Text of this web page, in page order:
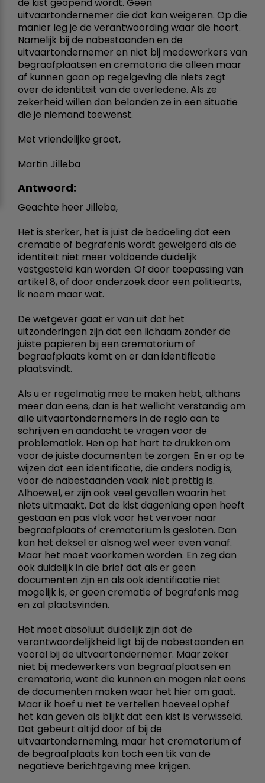
uitvaartondernemer die dat kan weigeren. Op die
manier leg je de verantwoording waar die hoort.
Namelijk bij de nabestaanden en de
uitvaartondernemer en niet bij medewerkers van
begraafplaatsen en crematoria die alleen maar
af kunnen gaan op regelgeving die niets zegt
over de identiteit van de overledene. Als ze
zekerheid willen dan belanden ze in een situatie
die je niemand toewenst.
Met vriendelijke groet,
Martin Jilleba
Antwoord:
Geachte heer Jilleba,
Het is sterker, het is juist de bedoeling dat een
crematie of begrafenis wordt geweigerd als de
identiteit niet meer voldoende duidelijk
vastgesteld kan worden. Of door toepassing van
artikel 8, of door onderzoek door een politiearts,
ik noem maar wat.
De wetgever gaat er van uit dat het
uitzonderingen zijn dat een lichaam zonder de
juiste papieren bij een crematorium of
begraafplaats komt en er dan identificatie
plaatsvindt.
Als u er regelmatig mee te maken hebt, althans
meer dan eens, dan is het wellicht verstandig om
alle uitvaartondernemers in de regio aan te
schrijven en aandacht te vragen voor de
problematiek. Hen op het hart te drukken om
voor de juiste documenten te zorgen. En er op te
wijzen dat een identificatie, die anders nodig is,
voor de nabestaanden vaak niet prettig is.
Alhoewel, er zijn ook veel gevallen waarin het
niets uitmaakt. Dat de kist dagenlang open heeft
gestaan en pas vlak voor het vervoer naar
begraafplaats of crematorium is gesloten. Dan
kan het deksel er alsnog wel weer even vanaf.
Maar het moet voorkomen worden. En zeg dan
ook duidelijk in die brief dat als er geen
documenten zijn en als ook identificatie niet
mogelijk is, er geen crematie of begrafenis mag
en zal plaatsvinden.
Het moet absoluut duidelijk zijn dat de
verantwoordelijkheid ligt bij de nabestaanden en
vooral bij de uitvaartondernemer. Maar zeker
niet bij medewerkers van begraafplaatsen en
crematoria, want die kunnen en mogen niet eens
de documenten maken waar het hier om gaat.
Maar ik hoef u niet te vertellen hoeveel ophef
het kan geven als blijkt dat een kist is verwisseld.
Dat gebeurt altijd door of bij de
uitvaartonderneming, maar het crematorium of
de begraafplaats kan toch een tik van de
negatieve berichtgeving mee krijgen.